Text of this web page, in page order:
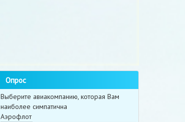
Опрос
Выберите авиакомпанию, которая Вам
наиболее симпатична
Аэрофлот